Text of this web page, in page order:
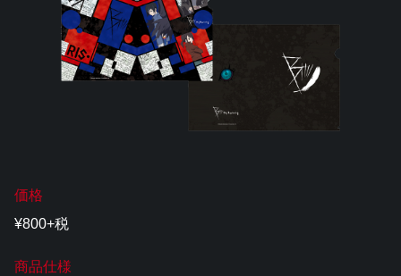
価格
¥800+税
商品仕様